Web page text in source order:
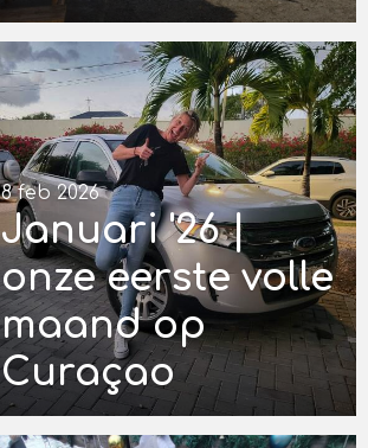
Januari '26 |
onze eerste volle
maand op
Curaçao
8 feb 2026